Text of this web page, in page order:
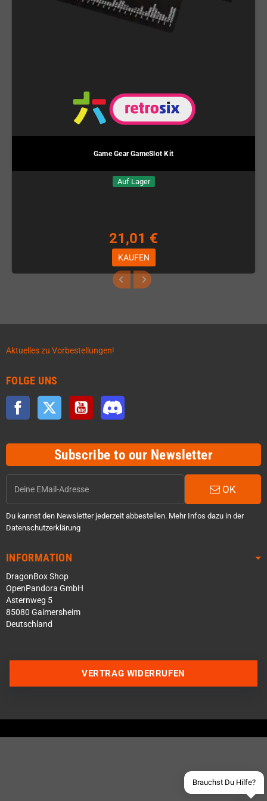
Game Gear GameSlot Kit
Auf Lager
21,01 €
KAUFEN
Aktuelles zu Vorbestellungen!
FOLGE UNS
Facebook Twitter YouTube
Subscribe to our Newsletter
OK
Du kannst den Newsletter jederzeit abbestellen. Mehr Infos dazu in der
Datenschutzerklärung
INFORMATION
DragonBox Shop
OpenPandora GmbH
Asternweg 5
85080 Gaimersheim
Deutschland
Brauchst Du Hilfe?
Discord Server beitreten
Schick uns eine eMail
VERTRAG WIDERRUFEN